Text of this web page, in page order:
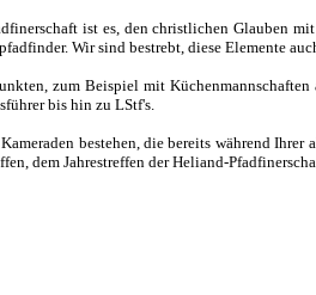
ist es, den christlichen Glauben
pfadfinder. Wir sind bestrebt, diese Elemente
zum Beispiel mit
bis hin zu LStf's.
bestehen, die bereits während
dem Jahrestreffen der Heliand-